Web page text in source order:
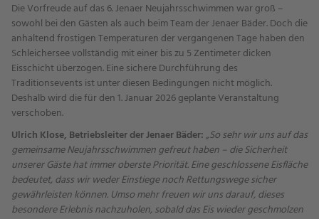
Die Vorfreude auf das 6. Jenaer Neujahrsschwimmen war groß –
sowohl bei den Gästen als auch beim Team der Jenaer Bäder. Doch die
anhaltend frostigen Temperaturen der vergangenen Tage haben den
Schleichersee vollständig mit einer bis zu 5 Zentimeter dicken
Eisschicht überzogen. Eine sichere Durchführung des
Traditionsevents ist unter diesen Bedingungen nicht möglich.
Deshalb wird die für den 1. Januar 2026 geplante Veranstaltung
verschoben.
Ulrich Klose, Betriebsleiter der Jenaer Bäder:„So sehr wir uns auf das
gemeinsame Neujahrsschwimmen gefreut haben – die Sicherheit
unserer Gäste hat immer oberste Priorität. Eine geschlossene Eisfläche
bedeutet, dass wir weder Einstiege noch Rettungswege sicher
gewährleisten können. Umso mehr freuen wir uns darauf, dieses
besondere Erlebnis nachzuholen, sobald das Eis wieder geschmolzen